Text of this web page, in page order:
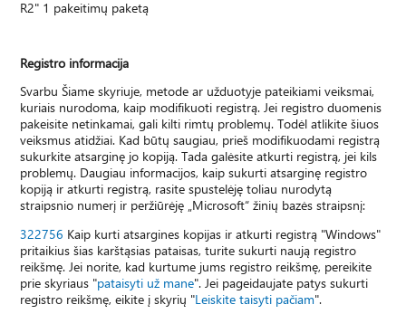
R2" 1 pakeitimų paketą
Registro informacija
Svarbu Šiame skyriuje, metode ar užduotyje pateikiami veiksmai,
kuriais nurodoma, kaip modifikuoti registrą. Jei registro duomenis
pakeisite netinkamai, gali kilti rimtų problemų. Todėl atlikite šiuos
veiksmus atidžiai. Kad būtų saugiau, prieš modifikuodami registrą
sukurkite atsarginę jo kopiją. Tada galėsite atkurti registrą, jei kils
problemų. Daugiau informacijos, kaip sukurti atsarginę registro
kopiją ir atkurti registrą, rasite spustelėję toliau nurodytą
straipsnio numerį ir peržiūrėję „Microsoft“ žinių bazės straipsnį:
322756 Kaip kurti atsargines kopijas ir atkurti registrą "Windows"
pritaikius šias karštąsias pataisas, turite sukurti naują registro
reikšmę. Jei norite, kad kurtume jums registro reikšmę, pereikite
prie skyriaus "pataisyti už mane". Jei pageidaujate patys sukurti
registro reikšmę, eikite į skyrių "Leiskite taisyti pačiam".